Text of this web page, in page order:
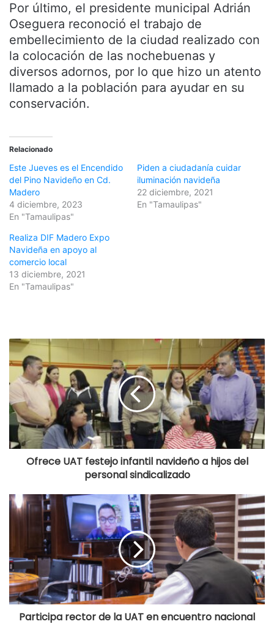
Por último, el presidente municipal Adrián
Oseguera reconoció el trabajo de
embellecimiento de la ciudad realizado con
la colocación de las nochebuenas y
diversos adornos, por lo que hizo un atento
llamado a la población para ayudar en su
conservación.
Relacionado
Este Jueves es el Encendido
del Pino Navideño en Cd.
Madero
4 diciembre, 2023
En "Tamaulipas"
Piden a ciudadanía cuidar
iluminación navideña
22 diciembre, 2021
En "Tamaulipas"
Realiza DIF Madero Expo
Navideña en apoyo al
comercio local
13 diciembre, 2021
En "Tamaulipas"
Ofrece UAT festejo infantil navideño a hijos del
personal sindicalizado
Participa rector de la UAT en encuentro nacional